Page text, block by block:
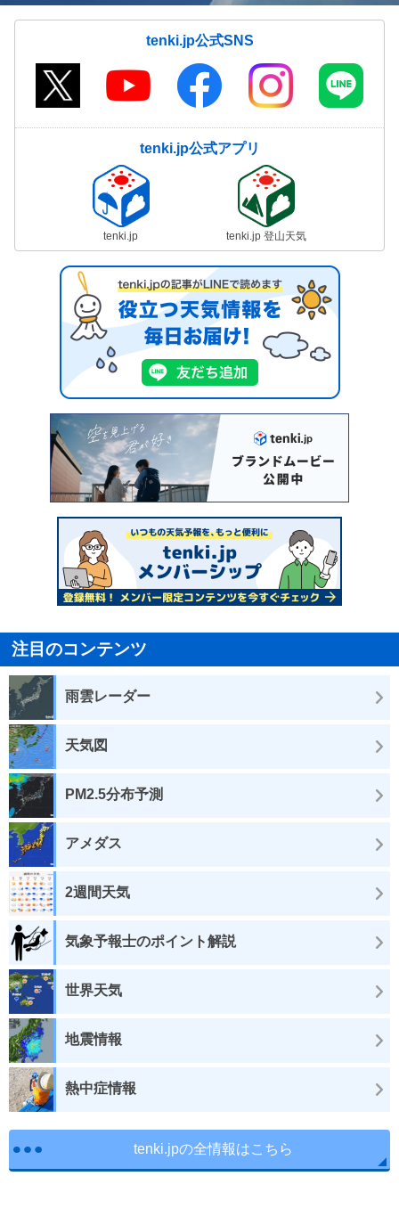
tenki.jp公式SNS
tenki.jp公式アプリ
tenki.jp tenki.jp 登山天気
注目のコンテンツ
雨雲レーダー
天気図
PM2.5分布予測
アメダス
2週間天気
気象予報士のポイント解説
世界天気
地震情報
熱中症情報
tenki.jpの全情報はこちら